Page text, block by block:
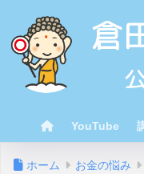
YouTube
ホーム お金の悩み